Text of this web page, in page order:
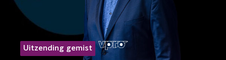
Uitzending gemist